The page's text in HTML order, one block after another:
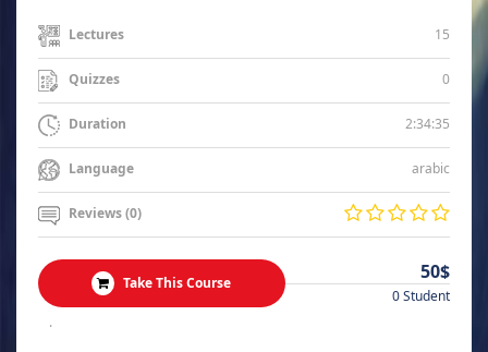
Lectures 15
Quizzes 0
Duration 2:34:35
Language arabic
Reviews (0)
Take This Course 50$
0 Student
.